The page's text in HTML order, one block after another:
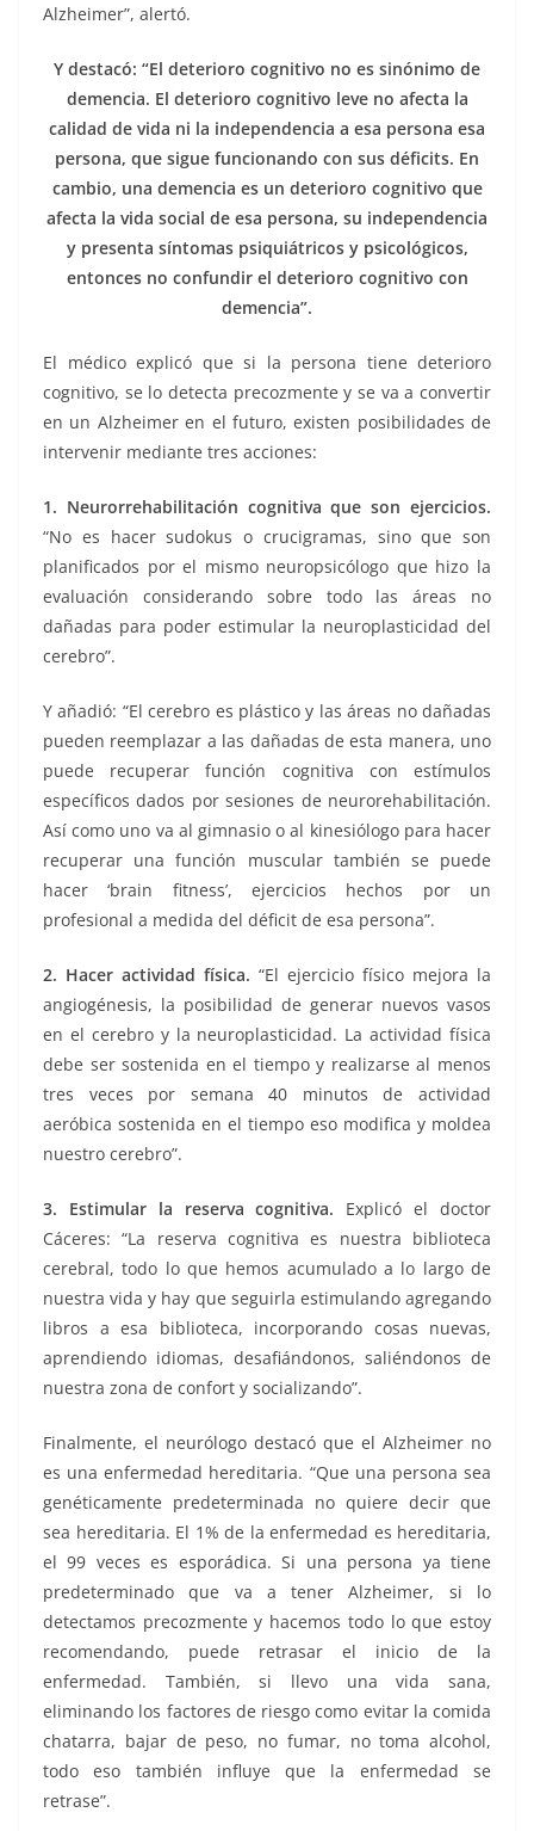
Alzheimer”, alertó.
Y destacó: “El deterioro cognitivo no es sinónimo de
demencia. El deterioro cognitivo leve no afecta la
calidad de vida ni la independencia a esa persona esa
persona, que sigue funcionando con sus déficits. En
cambio, una demencia es un deterioro cognitivo que
afecta la vida social de esa persona, su independencia
y presenta síntomas psiquiátricos y psicológicos,
entonces no confundir el deterioro cognitivo con
demencia”.
El médico explicó que si la persona tiene deterioro
cognitivo, se lo detecta precozmente y se va a convertir
en un Alzheimer en el futuro, existen posibilidades de
intervenir mediante tres acciones:
1. Neurorrehabilitación cognitiva que son ejercicios.
“No es hacer sudokus o crucigramas, sino que son
planificados por el mismo neuropsicólogo que hizo la
evaluación considerando sobre todo las áreas no
dañadas para poder estimular la neuroplasticidad del
cerebro”.
Y añadió: “El cerebro es plástico y las áreas no dañadas
pueden reemplazar a las dañadas de esta manera, uno
puede recuperar función cognitiva con estímulos
específicos dados por sesiones de neurorehabilitación.
Así como uno va al gimnasio o al kinesiólogo para hacer
recuperar una función muscular también se puede
hacer ‘brain fitness’, ejercicios hechos por un
profesional a medida del déficit de esa persona”.
2. Hacer actividad física. “El ejercicio físico mejora la
angiogénesis, la posibilidad de generar nuevos vasos
en el cerebro y la neuroplasticidad. La actividad física
debe ser sostenida en el tiempo y realizarse al menos
tres veces por semana 40 minutos de actividad
aeróbica sostenida en el tiempo eso modifica y moldea
nuestro cerebro”.
3. Estimular la reserva cognitiva. Explicó el doctor
Cáceres: “La reserva cognitiva es nuestra biblioteca
cerebral, todo lo que hemos acumulado a lo largo de
nuestra vida y hay que seguirla estimulando agregando
libros a esa biblioteca, incorporando cosas nuevas,
aprendiendo idiomas, desafiándonos, saliéndonos de
nuestra zona de confort y socializando”.
Finalmente, el neurólogo destacó que el Alzheimer no
es una enfermedad hereditaria. “Que una persona sea
genéticamente predeterminada no quiere decir que
sea hereditaria. El 1% de la enfermedad es hereditaria,
el 99 veces es esporádica. Si una persona ya tiene
predeterminado que va a tener Alzheimer, si lo
detectamos precozmente y hacemos todo lo que estoy
recomendando, puede retrasar el inicio de la
enfermedad. También, si llevo una vida sana,
eliminando los factores de riesgo como evitar la comida
chatarra, bajar de peso, no fumar, no toma alcohol,
todo eso también influye que la enfermedad se
retrase”.